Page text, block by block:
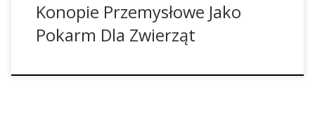
Konopie Przemysłowe Jako
Pokarm Dla Zwierząt